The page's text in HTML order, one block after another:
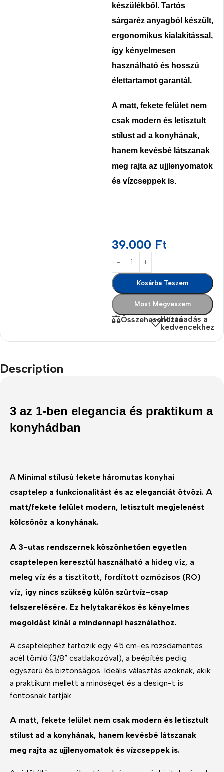
készülékből . Tartós
sárgaréz anyagból készült,
ergonomikus kialakítással,
így kényelmesen
használható és hosszú
élettartamot garantál.
A matt, fekete felület nem
csak modern és letisztult
stílust ad a konyhának,
hanem kevésbé látszanak
meg rajta az ujjlenyomatok
és vízcseppek is.
39.000 Ft
Kosárba Teszem
Most Megveszem
ÖsszehasonlításHozzáadás a
kedvencekhez
Description
3 az 1-ben elegancia és praktikum a
konyhádban
A Minimal stílusú fekete háromutas konyhai
csaptelep a funkcionalitást és az eleganciát ötvözi. A
matt/fekete felület modern, letisztult megjelenést
kölcsönöz a konyhának.
A 3-utas rendszernek köszönhetően egyetlen
csaptelepen keresztül használható a hideg víz, a
meleg víz és a tisztított, fordított ozmózisos (RO)
víz, így nincs szükség külön szűrtvíz-csap
felszerelésére. Ez helytakarékos és kényelmes
megoldást kínál a mindennapi használathoz.
A csaptelephez tartozik egy 45 cm-es rozsdamentes
acél tömlő (3/8” csatlakozóval), a beépítés pedig
egyszerű és biztonságos. Ideális választás azoknak, akik
a praktikum mellett a minőséget és a design-t is
fontosnak tartják.
A matt, fekete felület nem csak modern és letisztult
stílust ad a konyhának, hanem kevésbé látszanak
meg rajta az ujjlenyomatok és vízcseppek is.